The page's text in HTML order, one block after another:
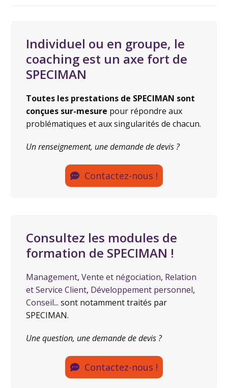
Individuel ou en groupe, le
coaching est un axe fort de
SPECIMAN
Toutes les prestations de SPECIMAN sont
conçues sur-mesure pour répondre aux
problématiques et aux singularités de chacun.
Un renseignement, une demande de devis ?
Contactez-nous !
Consultez les modules de
formation de SPECIMAN !
Management,Vente et négociation, Relation
et Service Client, Développement personnel,
Conseil... sont notamment traités par
SPECIMAN.
Une question, une demande de devis ?
Contactez-nous !